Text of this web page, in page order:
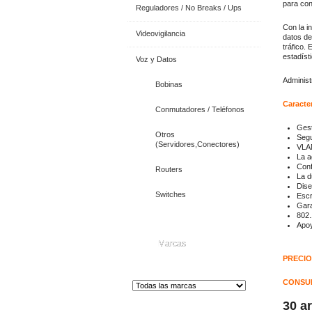
Reguladores / No Breaks / Ups
Videovigilancia
Voz y Datos
Bobinas
Conmutadores / Teléfonos
Otros
(Servidores,Conectores)
Routers
Switches
Marcas
para
Con la
datos
tráfico.
La
La
30